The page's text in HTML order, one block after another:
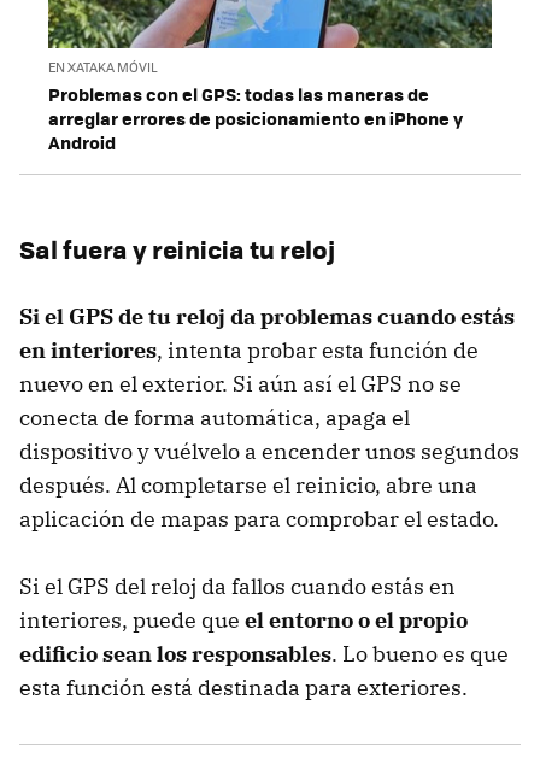
EN XATAKA MÓVIL
Problemas con el GPS: todas las maneras de
arreglar errores de posicionamiento en iPhone y
Android
Sal fuera y reinicia tu reloj
Si el GPS de tu reloj da problemas cuando estás
en interiores, intenta probar esta función de
nuevo en el exterior. Si aún así el GPS no se
conecta de forma automática, apaga el
dispositivo y vuélvelo a encender unos segundos
después. Al completarse el reinicio, abre una
aplicación de mapas para comprobar el estado.
Si el GPS del reloj da fallos cuando estás en
interiores, puede que el entorno o el propio
edificio sean los responsables. Lo bueno es que
esta función está destinada para exteriores.